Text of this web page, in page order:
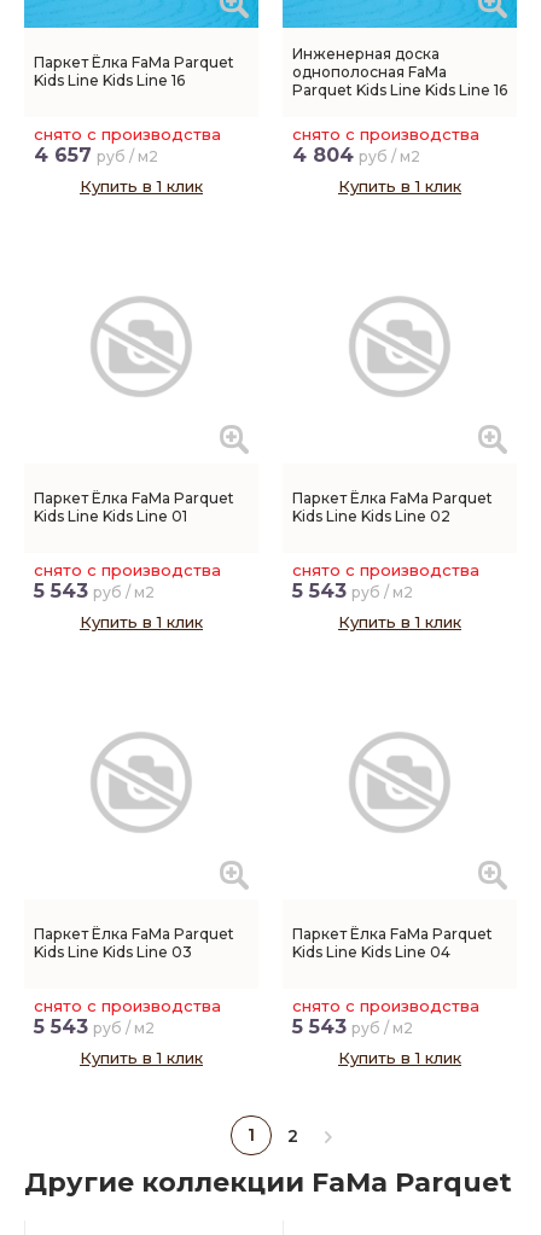
Паркет Ёлка FaMa Parquet
Kids Line Kids Line 16
снято с производства
4 657 руб / м2
Купить в 1 клик
Инженерная доска
однополосная FaMa
Parquet Kids Line Kids Line 16
снято с производства
4 804 руб / м2
Купить в 1 клик
Паркет Ёлка FaMa Parquet
Kids Line Kids Line 01
снято с производства
5 543 руб / м2
Купить в 1 клик
Паркет Ёлка FaMa Parquet
Kids Line Kids Line 02
снято с производства
5 543 руб / м2
Купить в 1 клик
Паркет Ёлка FaMa Parquet
Kids Line Kids Line 03
снято с производства
5 543 руб / м2
Купить в 1 клик
Паркет Ёлка FaMa Parquet
Kids Line Kids Line 04
снято с производства
5 543 руб / м2
Купить в 1 клик
1 2
Другие коллекции FaMa Parquet